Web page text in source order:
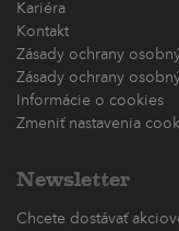
Kariéra
Kontakt
Zásady ochrany
Zásady ochrany
Informácie o cookies
Zmeniť nastavenia
Newsletter
Chcete dostávať